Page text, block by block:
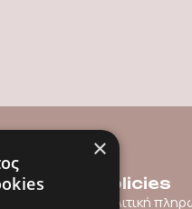
Menu
Policies
Πολιτική
×